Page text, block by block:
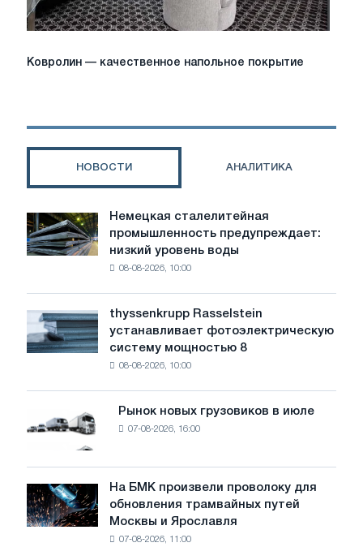
Ковролин
покрытие
Ковролин — качественное напольное покрытие
НОВОСТИ АНАЛИТИКА
Немецкая
сталелитейная
промышленность
предупреждает:
воды
угрожает
Немецкая сталелитейная
промышленность предупреждает:
низкий уровень воды
08-08-2026, 10:00
thyssenkrupp
Rasselstein
устанавливает
фотоэлектрическую
целей
обезуглероживания
thyssenkrupp Rasselstein
устанавливает фотоэлектрическую
систему мощностью 8
08-08-2026, 10:00
Рынок
новых
грузовиков
в
июле
Рынок новых грузовиков в июле
07-08-2026, 16:00
На
БМК
произвели
На БМК произвели проволоку для
обновления трамвайных путей
Москвы и Ярославля
07-08-2026, 11:00